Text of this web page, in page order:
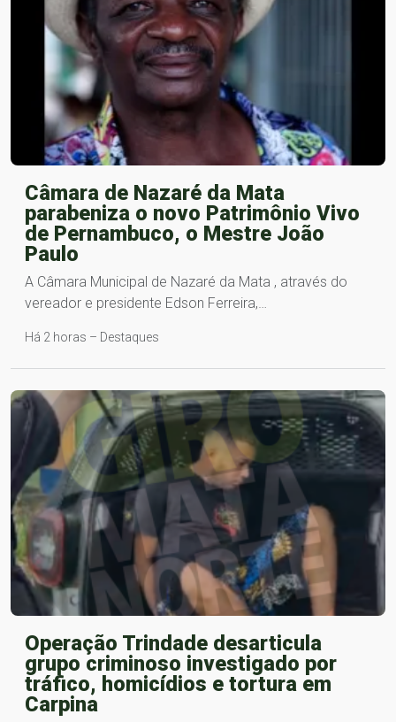
Câmara de Nazaré da Mata
parabeniza o novo Patrimônio Vivo
de Pernambuco, o Mestre João
Paulo
A Câmara Municipal de Nazaré da Mata , através do
vereador e presidente Edson Ferreira,…
Há 2 horas – Destaques
Operação Trindade desarticula
grupo criminoso investigado por
tráfico, homicídios e tortura em
Carpina